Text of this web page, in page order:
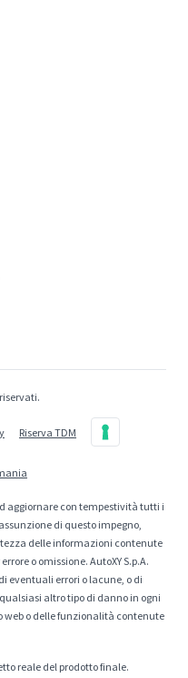
Riserva TDM
aggiornare con tempestività tutti i
di questo impegno,
delle informazioni contenute
o omissione. AutoXY S.p.A.
eventuali errori o lacune, o di
altro tipo di danno in ogni
web o delle funzionalità contenute
reale del prodotto finale.